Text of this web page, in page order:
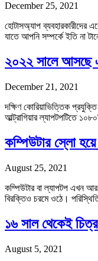
December 25, 2021
হোটাসঅ্যাপ ব্যবহারকারীদের
যাতে আপনি সম্পর্কে ইতি না
২০২২ সালে আসছে
December 21, 2021
দক্ষিণ কোরিয়াভিত্তিক
আল্ট্রাগিয়ার ল্যাপটপটিতে
কম্পিউটার স্লো
August 25, 2021
কম্পিউটার বা ল্যাপটপ এখন
বিরক্তিও চরমে ওঠে।
১৬ সাল থেকেই
August 5, 2021